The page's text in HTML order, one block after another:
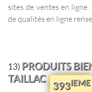
sites de ventes en
de qualités en ligne
13) PRODUITS
TAILLAC
393IEME